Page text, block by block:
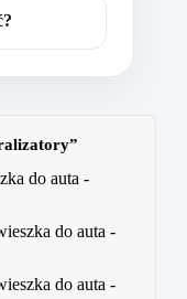
do auta -
do auta -
do auta -